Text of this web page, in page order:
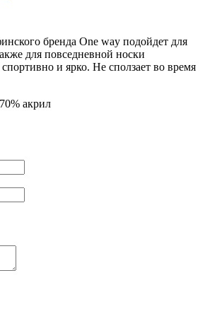
бренда One way подойдет для
для повседневной носки
и ярко. Не сползает во время
акрил